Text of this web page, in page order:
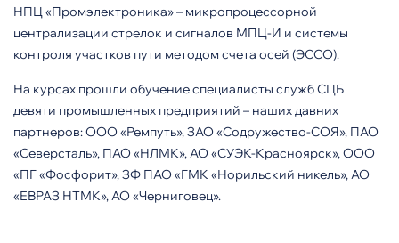
НПЦ «Промэлектроника» – микропроцессорной
централизации стрелок и сигналов МПЦ-И и системы
контроля участков пути методом счета осей (ЭССО).
На курсах прошли обучение специалисты служб СЦБ
девяти промышленных предприятий – наших давних
партнеров: ООО «Ремпуть», ЗАО «Содружество-СОЯ», ПАО
«Северсталь», ПАО «НЛМК», АО «СУЭК-Красноярск», ООО
«ПГ «Фосфорит», ЗФ ПАО «ГМК «Норильский никель», АО
«ЕВРАЗ НТМК», АО «Черниговец».